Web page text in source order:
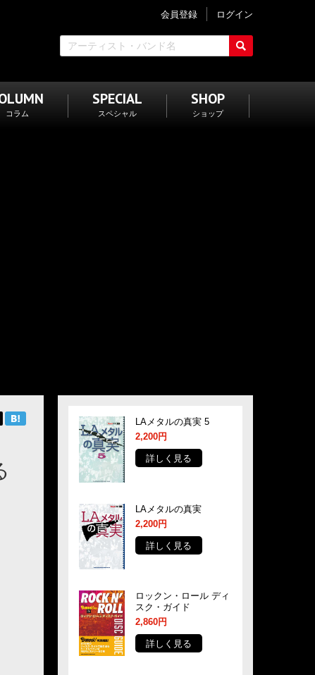
会員登録 ログイン
コラム
SPECIAL
スペシャル
SHOP
ショップ
LAメタルの真実 5
2,200円
詳しく見る
LAメタルの真実
2,200円
詳しく見る
ロックン・ロール ディ
スク・ガイド
2,860円
詳しく見る